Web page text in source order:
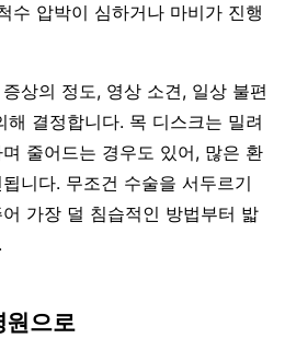
수 압박이 심하거나 마비가 진행
상의 정도, 영상 소견, 일상 불편
결정합니다. 목 디스크는 밀려
줄어드는 경우도 있어, 많은 환
니다. 무조건 수술을 서두르기
가장 덜 침습적인 방법부터 밟
원으로